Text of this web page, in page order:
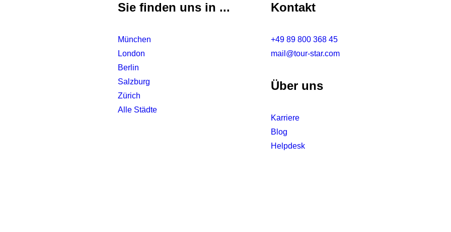
Sie finden uns in ...
München
London
Berlin
Salzburg
Zürich
Alle Städte
Kontakt
+49 89 800 368 45
mail@tour-star.com
Über uns
Karriere
Blog
Helpdesk